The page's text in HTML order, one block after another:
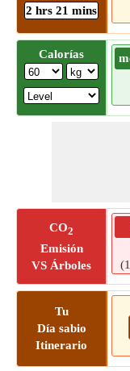
2 hrs 21 mins
Calorías
CO2
Emisión
VS Árboles
Tu
Día sabio
Itinerario